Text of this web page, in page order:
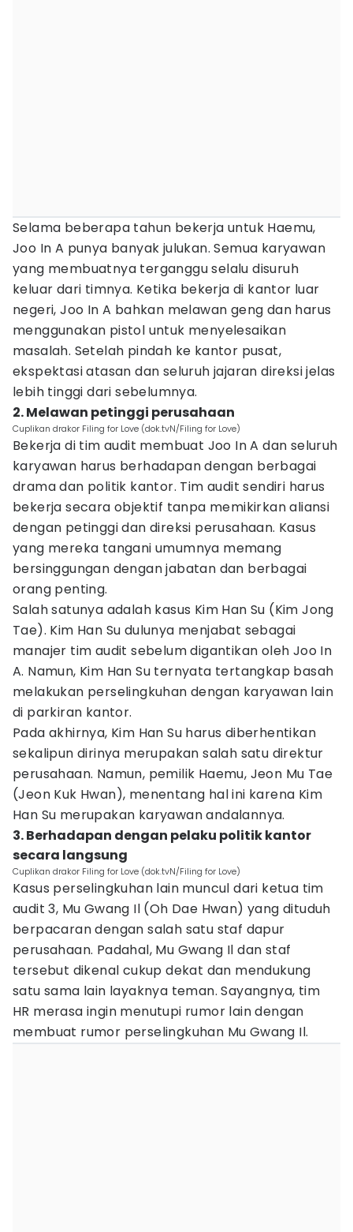
Selama beberapa tahun bekerja untuk Haemu,
Joo In A punya banyak julukan. Semua karyawan
yang membuatnya terganggu selalu disuruh
keluar dari timnya. Ketika bekerja di kantor luar
negeri, Joo In A bahkan melawan geng dan harus
menggunakan pistol untuk menyelesaikan
masalah. Setelah pindah ke kantor pusat,
ekspektasi atasan dan seluruh jajaran direksi jelas
lebih tinggi dari sebelumnya.
2. Melawan petinggi perusahaan
Cuplikan drakor Filing for Love (dok.tvN/Filing for Love)
Bekerja di tim audit membuat Joo In A dan seluruh
karyawan harus berhadapan dengan berbagai
drama dan politik kantor. Tim audit sendiri harus
bekerja secara objektif tanpa memikirkan aliansi
dengan petinggi dan direksi perusahaan. Kasus
yang mereka tangani umumnya memang
bersinggungan dengan jabatan dan berbagai
orang penting.
Salah satunya adalah kasus Kim Han Su (Kim Jong
Tae). Kim Han Su dulunya menjabat sebagai
manajer tim audit sebelum digantikan oleh Joo In
A. Namun, Kim Han Su ternyata tertangkap basah
melakukan perselingkuhan dengan karyawan lain
di parkiran kantor.
Pada akhirnya, Kim Han Su harus diberhentikan
sekalipun dirinya merupakan salah satu direktur
perusahaan. Namun, pemilik Haemu, Jeon Mu Tae
(Jeon Kuk Hwan), menentang hal ini karena Kim
Han Su merupakan karyawan andalannya.
3. Berhadapan dengan pelaku politik kantor
secara langsung
Cuplikan drakor Filing for Love (dok.tvN/Filing for Love)
Kasus perselingkuhan lain muncul dari ketua tim
audit 3, Mu Gwang Il (Oh Dae Hwan) yang dituduh
berpacaran dengan salah satu staf dapur
perusahaan. Padahal, Mu Gwang Il dan staf
tersebut dikenal cukup dekat dan mendukung
satu sama lain layaknya teman. Sayangnya, tim
HR merasa ingin menutupi rumor lain dengan
membuat rumor perselingkuhan Mu Gwang Il.